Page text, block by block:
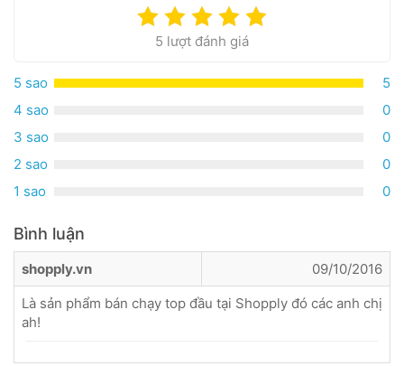
5 lượt đánh giá
5 sao
5
4 sao
0
3 sao
0
2 sao
0
1 sao
0
Bình luận
shopply.vn
09/10/2016
Là sản phẩm bán chạy top đầu tại Shopply đó các anh chị
ah!